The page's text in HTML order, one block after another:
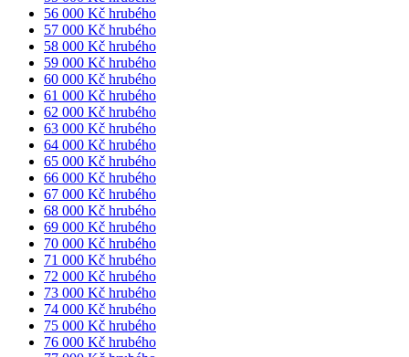
56 000 Kč hrubého
57 000 Kč hrubého
58 000 Kč hrubého
59 000 Kč hrubého
60 000 Kč hrubého
61 000 Kč hrubého
62 000 Kč hrubého
63 000 Kč hrubého
64 000 Kč hrubého
65 000 Kč hrubého
66 000 Kč hrubého
67 000 Kč hrubého
68 000 Kč hrubého
69 000 Kč hrubého
70 000 Kč hrubého
71 000 Kč hrubého
72 000 Kč hrubého
73 000 Kč hrubého
74 000 Kč hrubého
75 000 Kč hrubého
76 000 Kč hrubého